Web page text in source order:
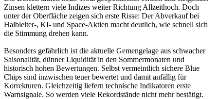
Zinsen klettern viele Indizes weiter Richtung Allzeithoch. Doch
unter der Oberfläche zeigen sich erste Risse: Der Abverkauf bei
Halbleiter-, KI- und Space-Aktien macht deutlich, wie schnell sich
die Stimmung drehen kann.
Besonders gefährlich ist die aktuelle Gemengelage aus schwacher
Saisonalität, dünner Liquidität in den Sommermonaten und
historisch hohen Bewertungen. Selbst vermeintlich sichere Blue
Chips sind inzwischen teuer bewertet und damit anfällig für
Korrekturen. Gleichzeitig liefern technische Indikatoren erste
Warnsignale. So werden viele Rekordstände nicht mehr bestätigt.